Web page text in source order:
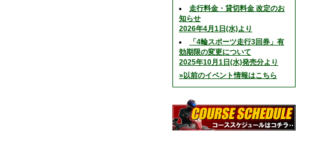
走行料金・貸切料金 改定のお
知らせ
2026年4月1日(水)より
「4輪スポーツ走行3回券」有
効期限の変更について
2025年10月1日(水)発売分より
»以前のイベント情報はこちら